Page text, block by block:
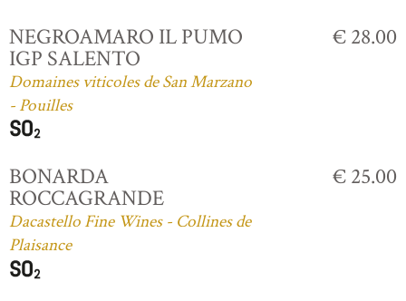
NEGROAMARO IL PUMO
IGP SALENTO
Domaines viticoles de San Marzano
- Pouilles
€ 28.00
BONARDA
ROCCAGRANDE
Dacastello Fine Wines - Collines de
Plaisance
€ 25.00